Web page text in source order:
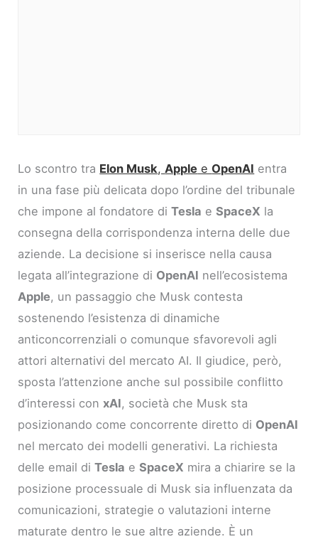
Lo scontro tra Elon Musk,Apple e OpenAI entra
in una fase più delicata dopo l’ordine del tribunale
che impone al fondatore diTesla eSpaceX la
consegna della corrispondenza interna delle due
aziende. La decisione si inserisce nella causa
legata all’integrazione di OpenAI nell’ecosistema
Apple, un passaggio che Musk contesta
sostenendo l’esistenza di dinamiche
anticoncorrenziali o comunque sfavorevoli agli
attori alternativi del mercato AI. Il giudice, però,
sposta l’attenzione anche sul possibile conflitto
d’interessi conxAI, società che Musk sta
posizionando come concorrente diretto di OpenAI
nel mercato dei modelli generativi. La richiesta
delle email diTesla eSpaceX mira a chiarire se la
posizione processuale di Musk sia influenzata da
comunicazioni, strategie o valutazioni interne
maturate dentro le sue altre aziende. È un